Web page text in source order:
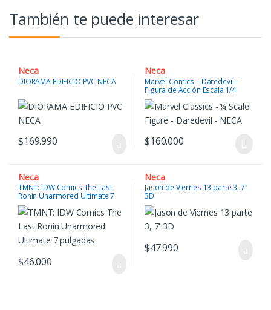
También te puede interesar
Neca
DIORAMA EDIFICIO PVC NECA
$169.990
Neca
Marvel Comics – Daredevil –
Figura de Acción Escala 1/4
$160.000
Neca
TMNT: IDW Comics The Last
Ronin Unarmored Ultimate 7
pulgadas
$46.000
Neca
Jason de Viernes 13 parte 3, 7′
3D
$47.990